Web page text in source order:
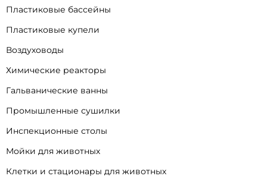
Пластиковые бассейны
Пластиковые купели
Воздуховоды
Химические реакторы
Гальванические ванны
Промышленные сушилки
Инспекционные столы
Мойки для животных
Клетки и стационары для животных